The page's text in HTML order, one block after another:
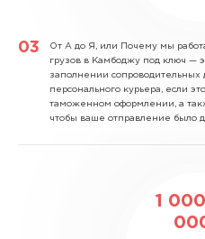
От А до Я, или Почему мы
грузов в Камбоджу под ключ —
заполнении сопроводительных
персонального курьера, если
таможенном оформлении, а
чтобы ваше отправление было
1